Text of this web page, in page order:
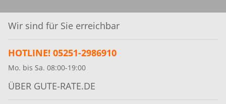
Wir sind für Sie erreichbar
HOTLINE! 05251-2986910
Mo. bis Sa. 08:00-19:00
ÜBER GUTE-RATE.DE